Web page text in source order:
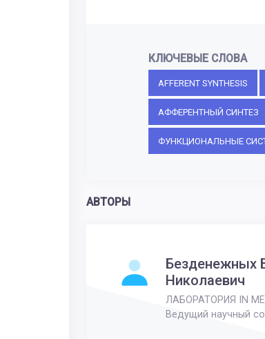
КЛЮЧЕВЫЕ СЛОВА
AFFERENT SYNTHESIS
АФФЕРЕНТНЫЙ СИНТЕЗ
ФУНКЦИОНАЛЬНЫЕ
АВТОРЫ
Безденежных
Николаевич
ЛАБОРАТОРИЯ IN
Ведущий научный